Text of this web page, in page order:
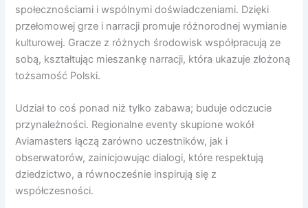
społecznościami i wspólnymi doświadczeniami. Dzięki
przełomowej grze i narracji promuje różnorodnej wymianie
kulturowej. Gracze z różnych środowisk współpracują ze
sobą, kształtując mieszankę narracji, która ukazuje złożoną
tożsamość Polski.
Udział to coś ponad niż tylko zabawa; buduje odczucie
przynależności. Regionalne eventy skupione wokół
Aviamasters łączą zarówno uczestników, jak i
obserwatorów, zainicjowując dialogi, które respektują
dziedzictwo, a równocześnie inspirują się z
współczesności.